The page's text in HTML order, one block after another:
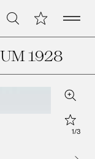
Suche Meine Open
1928
Zoom
Star
1/3